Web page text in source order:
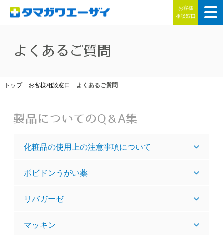
お客様
相談窓口
よくあるご質問
トップ お客様相談窓口 よくあるご質問
製品についてのQ＆A集
化粧品の使用上の注意事項について
ポビドンうがい薬
リバガーゼ
マッキン